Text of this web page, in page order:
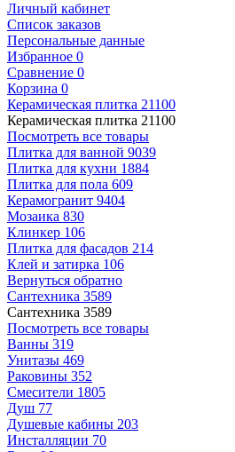
Личный кабинет
Список заказов
Персональные данные
Избранное 0
Сравнение 0
Корзина 0
Керамическая плитка 21100
Керамическая плитка 21100
Посмотреть все товары
Плитка для ванной 9039
Плитка для кухни 1884
Плитка для пола 609
Керамогранит 9404
Мозаика 830
Клинкер 106
Плитка для фасадов 214
Клей и затирка 106
Вернуться обратно
Сантехника 3589
Сантехника 3589
Посмотреть все товары
Ванны 319
Унитазы 469
Раковины 352
Смесители 1805
Душ 77
Душевые кабины 203
Инсталляции 70